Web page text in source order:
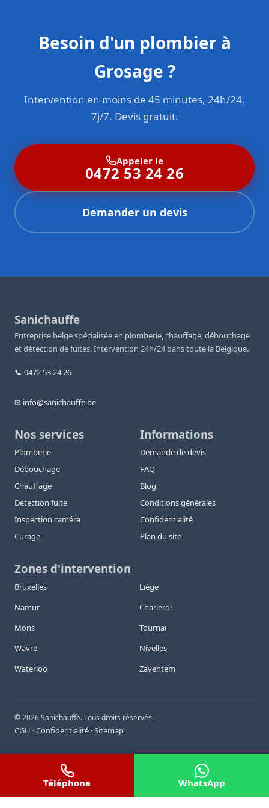
Besoin d'un plombier à
Grosage ?
Intervention en moins de 45 minutes, 24h/24,
7j/7. Devis gratuit.
Appeler le
0472 53 24 26
Demander un devis
Sanichauffe
Entreprise belge spécialisée en plomberie, chauffage, débouchage
et détection de fuites. Intervention 24h/24 dans toute la Belgique.
📞 0472 53 24 26
✉ info@sanichauffe.be
Nos services
Plomberie
Débouchage
Chauffage
Détection fuite
Inspection caméra
Curage
Informations
Demande de devis
FAQ
Blog
Conditions générales
Confidentialité
Plan du site
Zones d'intervention
Bruxelles
Liège
Namur
Charleroi
Mons
Tournai
Wavre
Nivelles
Waterloo
Zaventem
©2026Sanichauffe. Tous droits réservés.
CGU ·Confidentialité ·Sitemap